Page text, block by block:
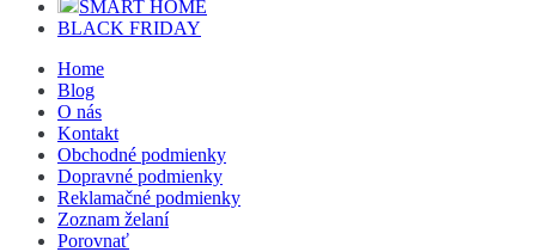
SMART HOME
BLACK FRIDAY
Home
Blog
O nás
Kontakt
Obchodné podmienky
Dopravné podmienky
Reklamačné podmienky
Zoznam želaní
Porovnať